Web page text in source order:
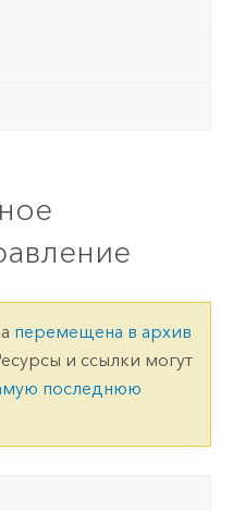
перемещена в архив
и ссылки могут
последнюю